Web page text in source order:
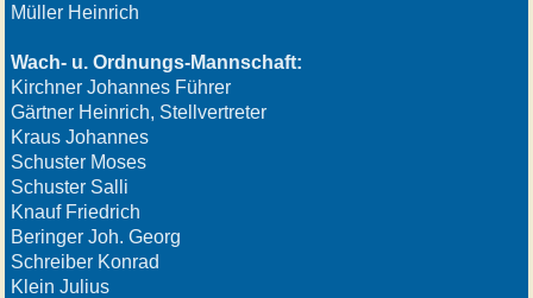
Müller Heinrich
Wach- u. Ordnungs-Mannschaft:
Kirchner Johannes Führer
Gärtner Heinrich, Stellvertreter
Kraus Johannes
Schuster Moses
Schuster Salli
Knauf Friedrich
Beringer Joh. Georg
Schreiber Konrad
Klein Julius